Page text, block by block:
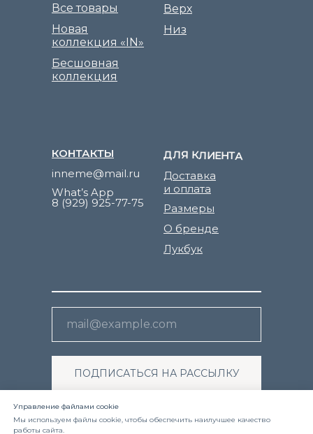
ПОДПИСАТЬСЯ НА РАССЫЛКУ
Я ознакомлен(а) с
конфиденциальностии даю согласие на
обработку своих персональных данных.
Все товары
Доставка
и оплата
ДЛЯ КЛИЕНТА
Лукбук
Размеры
О бренде
КОНТАКТЫ
inneme@mail.ru
What’s App
8 (929) 925-77-75
Бесшовная
коллекция
Верх
Низ
Новая
коллекция «IN»
Управление файлами cookie
Мы используем файлы cookie, чтобы обеспечить наилучшее качество
работы сайта.